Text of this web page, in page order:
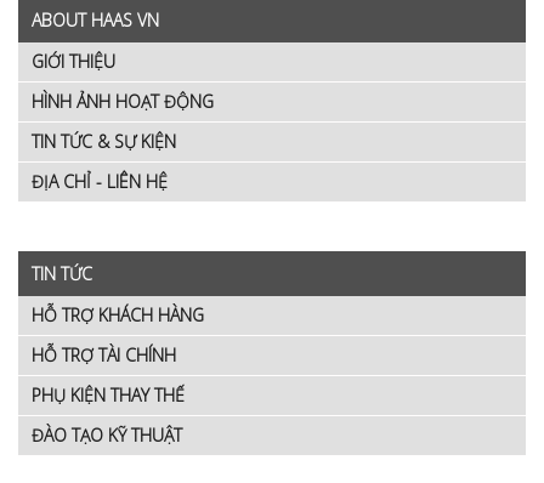
ABOUT HAAS VN
GIỚI THIỆU
HÌNH ẢNH HOẠT ĐỘNG
TIN TỨC & SỰ KIỆN
ĐỊA CHỈ - LIÊN HỆ
TIN TỨC
HỖ TRỢ KHÁCH HÀNG
HỖ TRỢ TÀI CHÍNH
PHỤ KIỆN THAY THẾ
ĐÀO TẠO KỸ THUẬT